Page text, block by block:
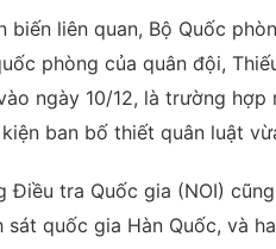
biến liên quan, Bộ Quốc
phòng của quân đội,
ngày 10/12, là trường
ban bố thiết quân luật
Điều tra Quốc gia (NOI)
sát quốc gia Hàn Quốc, và